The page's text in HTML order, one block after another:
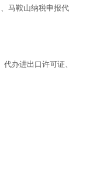
马鞍山纳税申报代
办进出口许可证、